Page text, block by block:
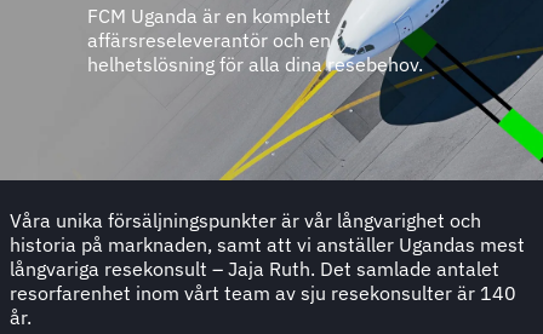
FCM Uganda är en komplett
affärsreseleverantör och en
helhetslösning för alla dina resebehov.
Våra unika försäljningspunkter är vår långvarighet och
historia på marknaden, samt att vi anställer Ugandas mest
långvariga resekonsult – Jaja Ruth. Det samlade antalet
resorfarenhet inom vårt team av sju resekonsulter är 140
år.